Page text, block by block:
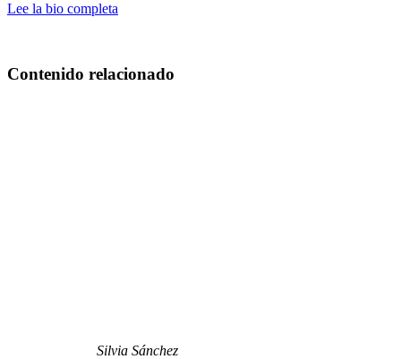
Lee la bio completa
Contenido relacionado
Silvia Sánchez